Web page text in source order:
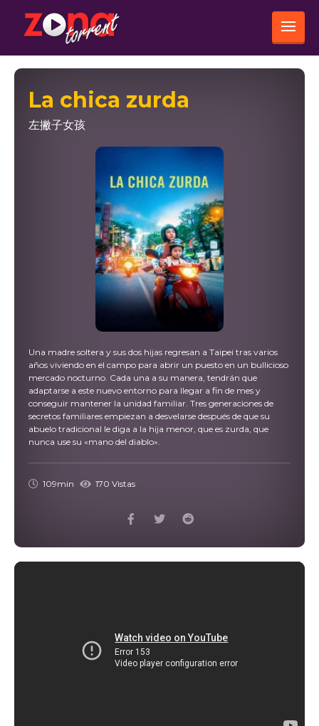
La chica zurda
左撇子女孩
Una madre soltera y sus dos hijas regresan a Taipei tras varios
años viviendo en el campo para abrir un puesto en un bullicioso
mercado nocturno. Cada una a su manera, tendrán que
adaptarse a este nuevo entorno para llegar a fin de mes y
conseguir mantener la unidad familiar. Tres generaciones de
secretos familiares empiezan a desvelarse después de que su
abuelo tradicional le diga a la hija menor, que es zurda, que
nunca use su «mano del diablo».
109min 170 Vistas